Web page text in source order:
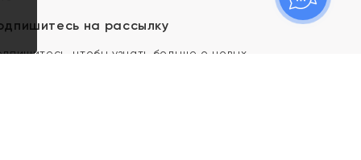
на рассылку
чтобы узнать больше о новых